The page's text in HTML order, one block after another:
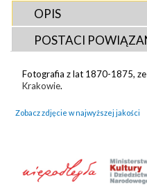
OPIS
POSTACI
Fotografia z lat 1870-1875,
Krakowie.
Zobacz zdjęcie w najwyższej jakości